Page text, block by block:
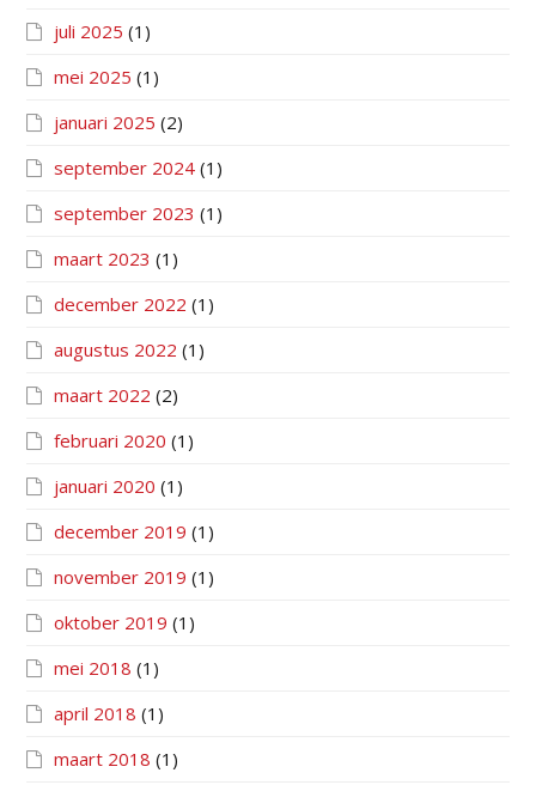
juli 2025 (1)
mei 2025 (1)
januari 2025 (2)
september 2024 (1)
september 2023 (1)
maart 2023 (1)
december 2022 (1)
augustus 2022 (1)
maart 2022 (2)
februari 2020 (1)
januari 2020 (1)
december 2019 (1)
november 2019 (1)
oktober 2019 (1)
mei 2018 (1)
april 2018 (1)
maart 2018 (1)